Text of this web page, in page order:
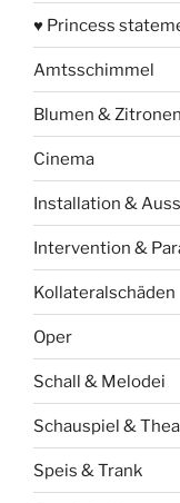
♥ Princess
Amtsschimmel
Blumen & Zitronen
Cinema
Installation &
Intervention &
Kollateralschäden
Oper
Schall & Melodei
Schauspiel &
Speis & Trank